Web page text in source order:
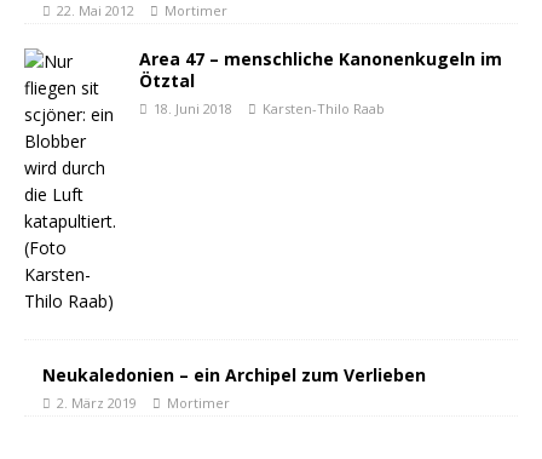
22. Mai 2012 Mortimer
Area 47 – menschliche Kanonenkugeln im
Ötztal
18. Juni 2018 Karsten-Thilo Raab
Neukaledonien – ein Archipel zum Verlieben
2. März 2019 Mortimer